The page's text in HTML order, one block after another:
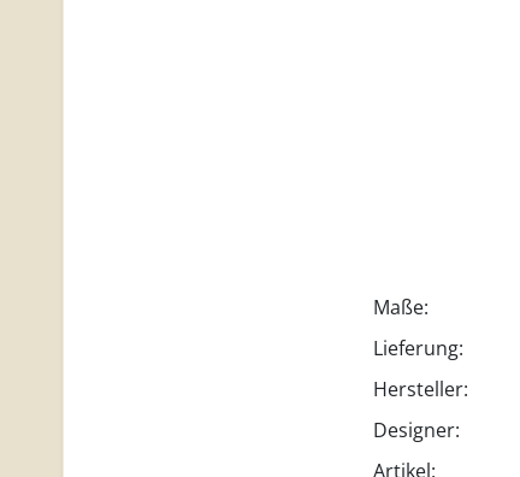
Maße:
Lieferung:
Hersteller:
Designer:
Artikel: